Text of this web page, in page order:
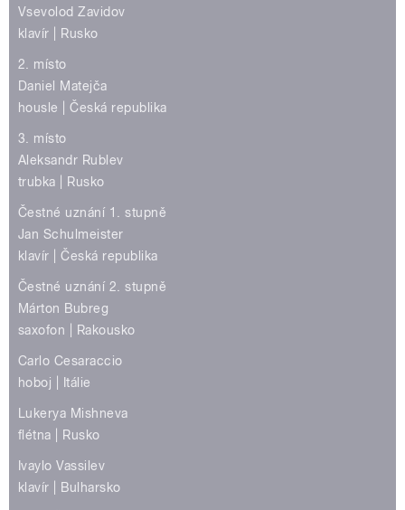
Vsevolod Zavidov
klavír | Rusko
2. místo
Daniel Matejča
housle | Česká republika
3. místo
Aleksandr Rublev
trubka | Rusko
Čestné uznání 1. stupně
Jan Schulmeister
klavír | Česká republika
Čestné uznání 2. stupně
Márton Bubreg
saxofon | Rakousko
Carlo Cesaraccio
hoboj | Itálie
Lukerya Mishneva
flétna | Rusko
Ivaylo Vassilev
klavír | Bulharsko